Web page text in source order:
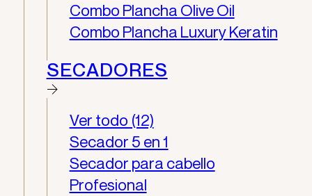
Combo Plancha Olive Oil
Combo Plancha Luxury Keratin
SECADORES
Ver todo (12)
Secador 5 en 1
Secador para cabello
Profesional